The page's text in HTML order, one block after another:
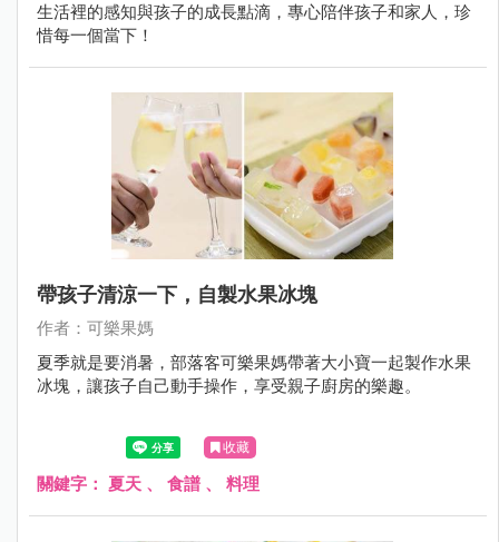
生活裡的感知與孩子的成長點滴，專心陪伴孩子和家人，珍
惜每一個當下！
帶孩子清涼一下，自製水果冰塊
作者：可樂果媽
夏季就是要消暑，部落客可樂果媽帶著大小寶一起製作水果
冰塊，讓孩子自己動手操作，享受親子廚房的樂趣。
收藏
關鍵字： 夏天 、 食譜 、 料理